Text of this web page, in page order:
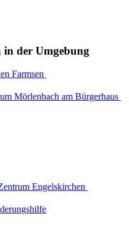
in der Umgebung
Farmsen
Mörlenbach am Bürgerhaus
Engelskirchen